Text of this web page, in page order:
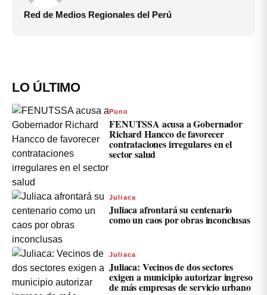
Red de Medios Regionales del Perú
LO ÚLTIMO
Puno
FENUTSSA acusa a Gobernador
Richard Hancco de favorecer
contrataciones irregulares en el
sector salud
Juliaca
Juliaca afrontará su centenario
como un caos por obras inconclusas
Juliaca
Juliaca: Vecinos de dos sectores
exigen a municipio autorizar ingreso
de más empresas de servicio urbano